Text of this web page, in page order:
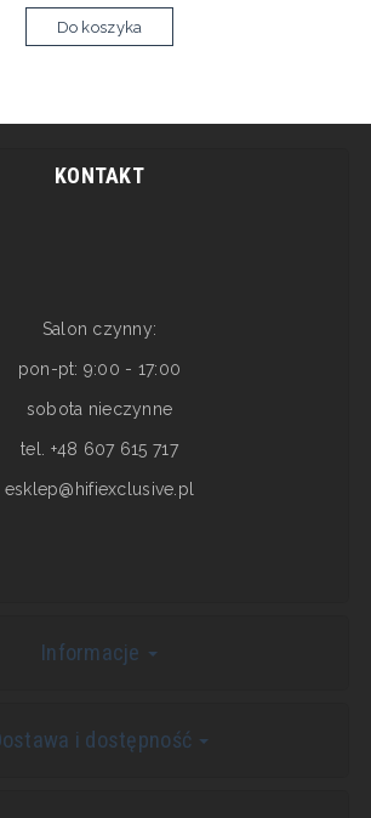
Do koszyka
KONTAKT
Salon czynny:
pon-pt: 9:00 - 17:00
sobota nieczynne
tel. +48 607 615 717
esklep@hifiexclusive.pl
Informacje
i dostępność